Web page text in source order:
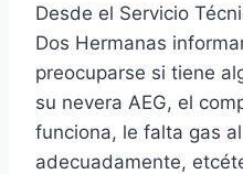
Desde el Servicio
Dos Hermanas
preocuparse si tiene
su nevera AEG, el
funciona, le falta gas
adecuadamente,